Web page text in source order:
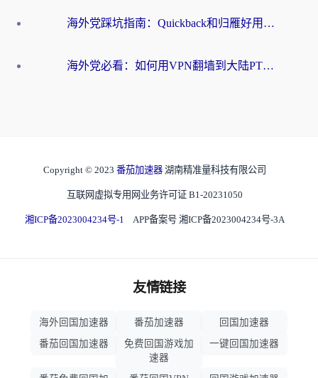
海外党踩坑指南：Quickback和归雁好用吗？选对加速器才能无缝刷国内资源
海外党必看：如何用VPN翻墙到大陆PTT？一篇解决你所有回国加速痛点
Copyright © 2023 番茄加速器 湖南精准量科技有限公司
互联网虚拟专用网业务许可证 B1-20231050
湘ICP备2023004234号-1 APP备案号 湘ICP备2023004234号-3A
友情链接
海外回国加速器 番茄加速器
回国加速器
番茄回国加速器
免费回国游戏加
速器
一键回国加速器